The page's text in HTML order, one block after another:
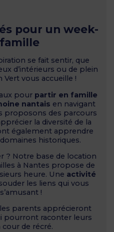
pour un week-
se fait sentir, que
d’intérieurs ou de plein
Vert vous accueille !
pour partir en famille
nantais en navigant
proposons des parcours
la diversité de la
également apprendre
historiques.
? Notre base de location
à Nantes propose de
heure. Une activité
les liens qui vous
!
parents apprécieront
pourront raconter leurs
de récré.